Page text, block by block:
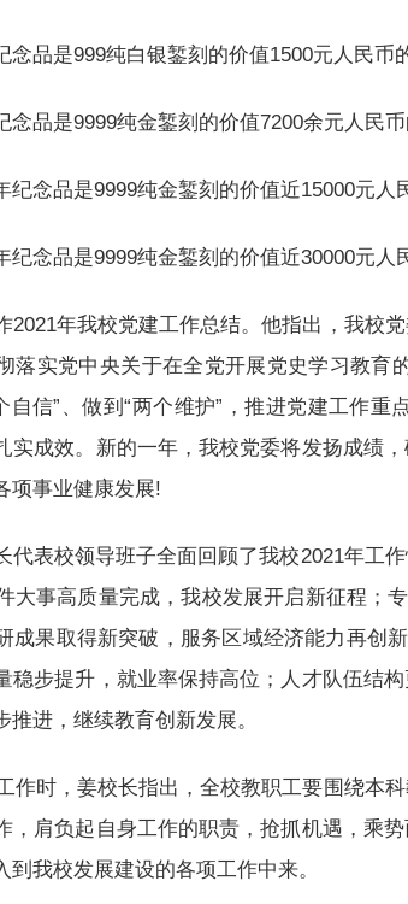
念品是999纯白银錾刻的价值1500元人民币
念品是9999纯金錾刻的价值7200余元人民
纪念品是9999纯金錾刻的价值近15000元人
纪念品是9999纯金錾刻的价值近30000元人
2021年我校党建工作总结。他指出，我校
落实党中央关于在全党开展党史学习教育
自信”、做到“两个维护”，推进党建工作
实成效。新的一年，我校党委将发扬成绩
项事业健康发展!
代表校领导班子全面回顾了我校2021年工
大事高质量完成，我校发展开启新征程；
成果取得新突破，服务区域经济能力再创
稳步提升，就业率保持高位；人才队伍结
进，继续教育创新发展。
作时，姜校长指出，全校教职工要围绕本
，肩负起自身工作的职责，抢抓机遇，乘
到我校发展建设的各项工作中来。